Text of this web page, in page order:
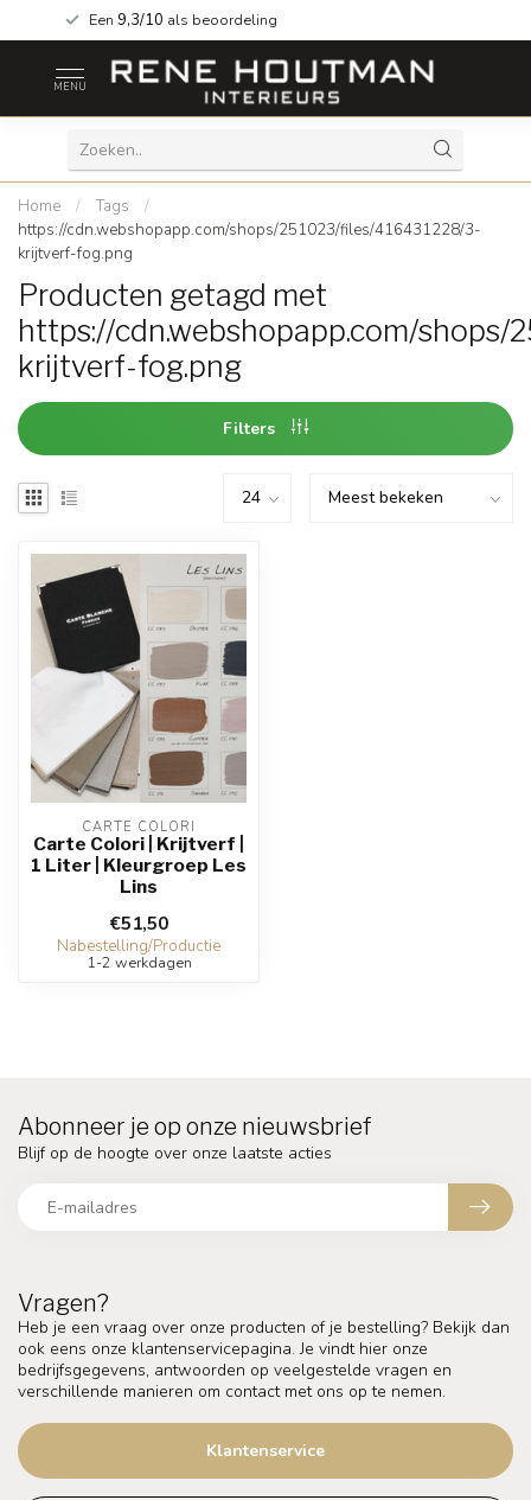
Een 9,3/10 als beoordeling
MENU
Home / Tags
/
https://cdn.webshopapp.com/shops/251023/files/416431228/3-
krijtverf-fog.png
Producten getagd met
https://cdn.webshopapp.com/
krijtverf-fog.png
Filters
CARTE COLORI
Carte Colori | Krijtverf |
1 Liter | Kleurgroep Les
Lins
€51,50
Nabestelling/Productie
1-2 werkdagen
Vragen?
Heb je een vraag over onze producten of je bestelling? Bekijk dan
ook eens onze klantenservicepagina. Je vindt hier onze
bedrijfsgegevens, antwoorden op veelgestelde vragen en
verschillende manieren om contact met ons op te nemen.
Klantenservice
Abonneer je op onze nieuwsbrief
Blijf op de hoogte over onze laatste acties